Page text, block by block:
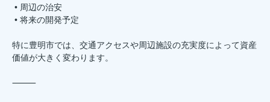
• 周辺の治安
• 将来の開発予定
特に豊明市では、交通アクセスや周辺施設の充実度によって資産
価値が大きく変わります。
⸻